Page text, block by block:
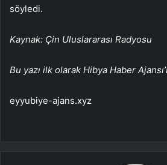
söyledi.
Kaynak: Çin Uluslararası Radyosu
Bu yazı ilk olarak Hibya Haber
eyyubiye-ajans.xyz